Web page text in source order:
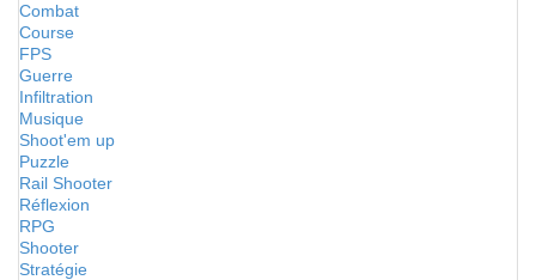
Combat
Course
FPS
Guerre
Infiltration
Musique
Shoot'em up
Puzzle
Rail Shooter
Réflexion
RPG
Shooter
Stratégie